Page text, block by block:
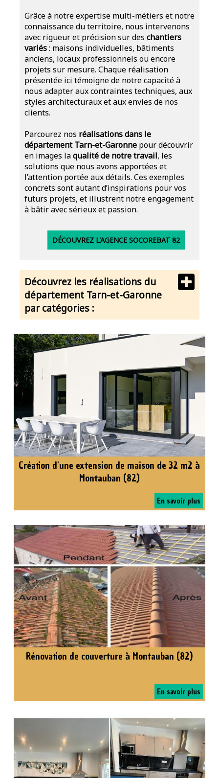
Grâce à notre expertise multi-métiers et notre
connaissance du territoire, nous intervenons
avec rigueur et précision sur des chantiers
variés: maisons individuelles, bâtiments
anciens, locaux professionnels ou encore
projets sur mesure. Chaque réalisation
présentée ici témoigne de notre capacité à
nous adapter aux contraintes techniques, aux
styles architecturaux et aux envies de nos
clients.
Parcourez nos réalisations dans le
département Tarn-et-Garonne pour découvrir
en images laqualité de notre travail, les
solutions que nous avons apportées et
l’attention portée aux détails. Ces exemples
concrets sont autant d’inspirations pour vos
futurs projets, et illustrent notre engagement
à bâtir avec sérieux et passion.
DÉCOUVREZ L'AGENCE SOCOREBAT 82
Découvrez les réalisations du
département Tarn-et-Garonne
par catégories :
Création d'une extension de maison de 32 m2 à
Montauban (82)
En savoir plus
Rénovation de couverture à Montauban (82)
En savoir plus